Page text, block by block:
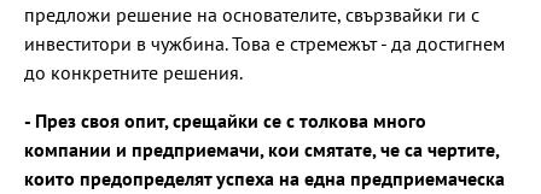
предложи решение на основателите, свързвайки ги с
инвеститори в чужбина. Това е стремежът - да достигнем
до конкретните решения.
- През своя опит, срещайки се с толкова много
компании и предприемачи, кои смятате, че са чертите,
които предопределят успеха на една предприемаческа